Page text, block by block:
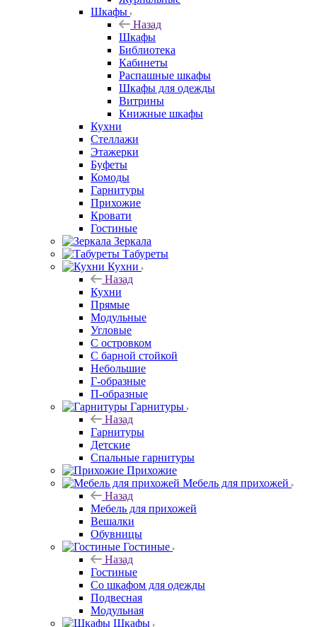
Шкафы
Назад
Шкафы
Библиотека
Кабинеты
Распашные шкафы
Шкафы для одежды
Витрины
Книжные шкафы
Кухни
Стеллажи
Этажерки
Буфеты
Комоды
Гарнитуры
Прихожие
Кровати
Гостиные
Зеркала
Табуреты
Кухни
Назад
Кухни
Прямые
Модульные
Угловые
С островком
С барной стойкой
Небольшие
Г-образные
П-образные
Гарнитуры
Назад
Гарнитуры
Детские
Спальные гарнитуры
Прихожие
Мебель для прихожей
Назад
Мебель для прихожей
Вешалки
Обувницы
Гостиные
Назад
Гостиные
Со шкафом для одежды
Подвесная
Модульная
Шкафы